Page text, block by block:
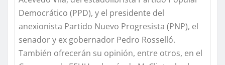
Democrático (PPD), y el presidente del
anexionista Partido Nuevo Progresista (PNP), el
senador y ex gobernador Pedro Rosselló.
También ofrecerán su opinión, entre otros, en el